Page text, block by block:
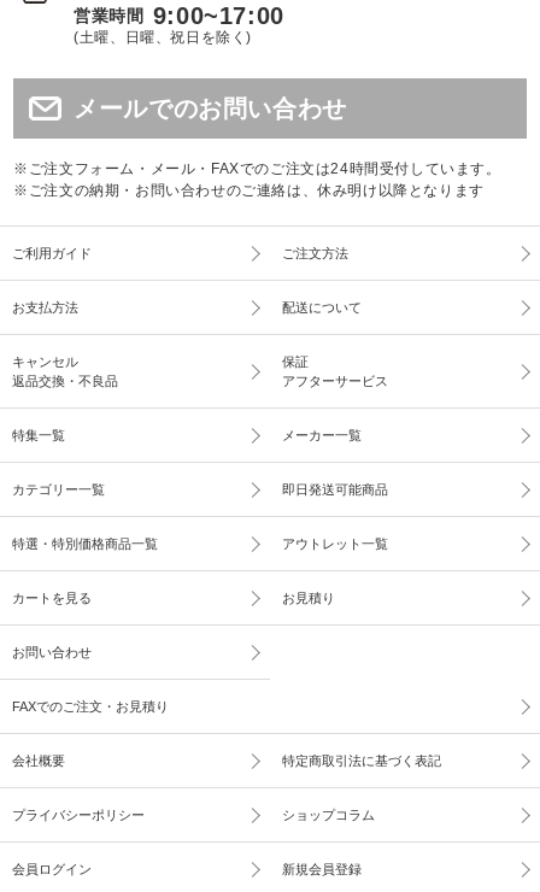
営業時間 9:00~17:00
(土曜、日曜、祝日を除く)
メールでのお問い合わせ
※ご注文フォーム・メール・FAXでのご注文は24時間受付しています。
※ご注文の納期・お問い合わせのご連絡は、休み明け以降となります
ご利用ガイド ご注文方法
お支払方法 配送について
キャンセル
返品交換・不良品
保証
アフターサービス
特集一覧 メーカー一覧
カテゴリー一覧 即日発送可能商品
特選・特別価格商品一覧 アウトレット一覧
カートを見る お見積り
お問い合わせ
FAXでのご注文・お見積り
会社概要 特定商取引法に基づく表記
プライバシーポリシー ショップコラム
会員ログイン 新規会員登録